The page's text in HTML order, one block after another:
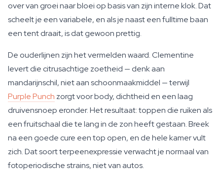
over van groei naar bloei op basis van zijn interne klok. Dat
scheelt je een variabele, en als je naast een fulltime baan
een tent draait, is dat gewoon prettig.
De ouderlijnen zijn het vermelden waard. Clementine
levert die citrusachtige zoetheid — denk aan
mandarijnschil, niet aan schoonmaakmiddel — terwijl
Purple Punch zorgt voor body, dichtheid en een laag
druivensnoep eronder. Het resultaat: toppen die ruiken als
een fruitschaal die te lang in de zon heeft gestaan. Breek
na een goede cure een top open, en de hele kamer vult
zich. Dat soort terpeenexpressie verwacht je normaal van
fotoperiodische strains, niet van autos.